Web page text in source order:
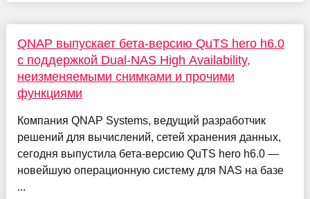
QNAP выпускает бета-версию QuTS hero h6.0
с поддержкой Dual-NAS High Availability,
неизменяемыми снимками и прочими
функциями
Компания QNAP Systems, ведущий разработчик
решений для вычислений, сетей хранения данных,
сегодня выпустила бета-версию QuTS hero h6.0 —
новейшую операционную систему для NAS на базе
...